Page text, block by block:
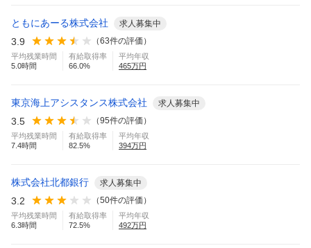
ともにあーる株式会社 求人募集中
3.9 （63件の評価）
平均残業時間
5.0時間
有給取得率
66.0%
平均年収
465万円
東京海上アシスタンス株式会社 求人募集中
3.5 （95件の評価）
平均残業時間
7.4時間
有給取得率
82.5%
平均年収
394万円
株式会社北都銀行 求人募集中
3.2 （50件の評価）
平均残業時間
6.3時間
有給取得率
72.5%
平均年収
492万円